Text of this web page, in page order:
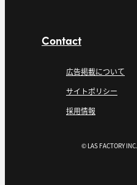
Contact
広告掲載について
サイトポリシー
採用情報
© LAS FACTORY